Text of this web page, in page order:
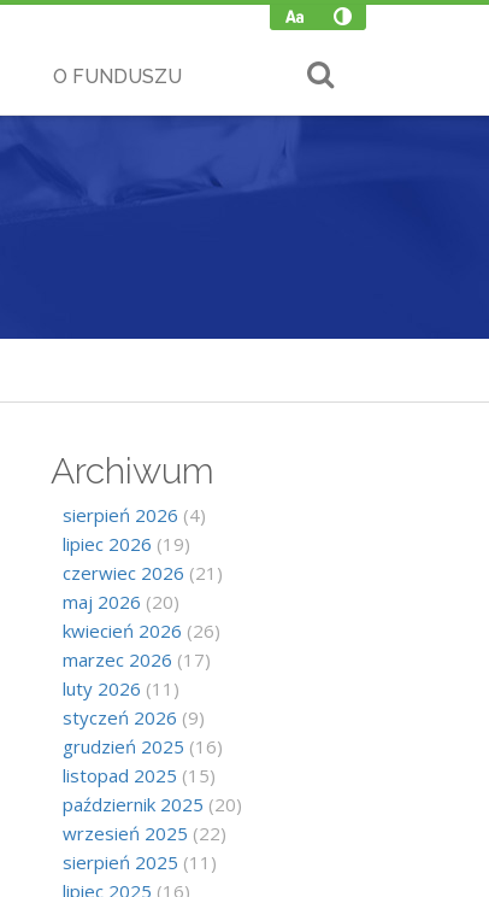
O FUNDUSZU
Archiwum
sierpień 2026 (4)
lipiec 2026 (19)
czerwiec 2026 (21)
maj 2026 (20)
kwiecień 2026 (26)
marzec 2026 (17)
luty 2026 (11)
styczeń 2026 (9)
grudzień 2025 (16)
listopad 2025 (15)
październik 2025 (20)
wrzesień 2025 (22)
sierpień 2025 (11)
lipiec 2025 (16)